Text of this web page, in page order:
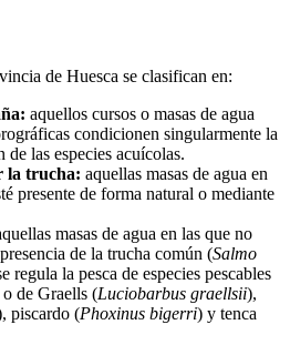
de Huesca se clasifican en:
aquellos cursos o masas de agua
condicionen singularmente la
las especies acuícolas.
la trucha: aquellas masas de agua en
presente de forma natural o mediante
masas de agua en las que no
de la trucha común (Salmo
regula la pesca de especies pescables
de Graells (Luciobarbus graellsii),
piscardo (Phoxinus bigerri) y tenca